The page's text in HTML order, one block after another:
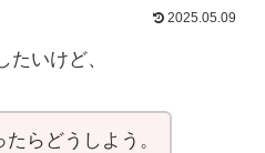
2025.05.09
たいけど、
らどうしよう。